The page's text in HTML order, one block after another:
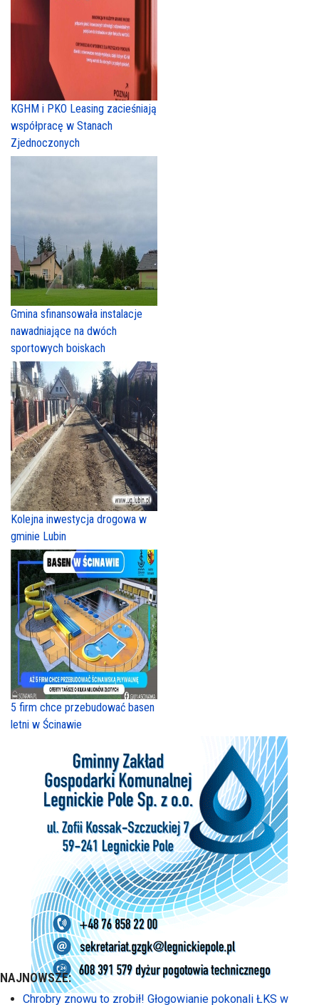
KGHM i PKO Leasing zacieśniają
współpracę w Stanach
Zjednoczonych
Gmina sfinansowała instalacje
nawadniające na dwóch
sportowych boiskach
Kolejna inwestycja drogowa w
gminie Lubin
5 firm chce przebudować basen
letni w Ścinawie
NAJNOWSZE:
Chrobry znowu to zrobił! Głogowianie pokonali ŁKS w